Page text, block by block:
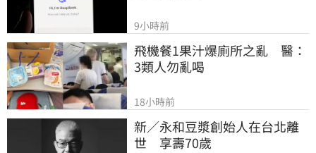
9小時前
飛機餐1果汁爆廁所之亂　醫：
3類人勿亂喝
18小時前
新／永和豆漿創始人在台北離
世　享壽70歲